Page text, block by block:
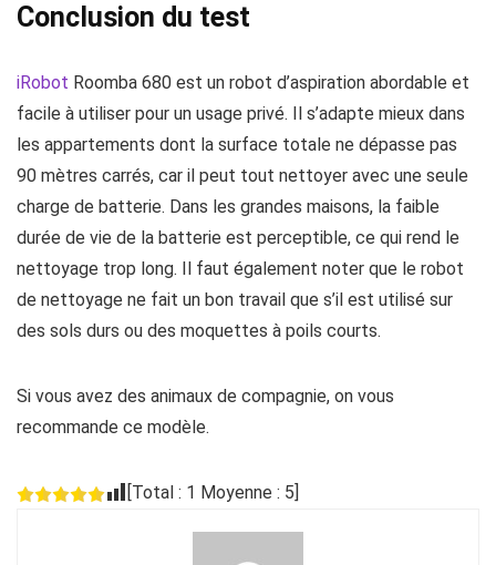
Conclusion du test
iRobot Roomba 680 est un robot d’aspiration abordable et
facile à utiliser pour un usage privé. Il s’adapte mieux dans
les appartements dont la surface totale ne dépasse pas
90 mètres carrés, car il peut tout nettoyer avec une seule
charge de batterie. Dans les grandes maisons, la faible
durée de vie de la batterie est perceptible, ce qui rend le
nettoyage trop long. Il faut également noter que le robot
de nettoyage ne fait un bon travail que s’il est utilisé sur
des sols durs ou des moquettes à poils courts.
Si vous avez des animaux de compagnie, on vous
recommande ce modèle.
[Total : 1 Moyenne : 5]